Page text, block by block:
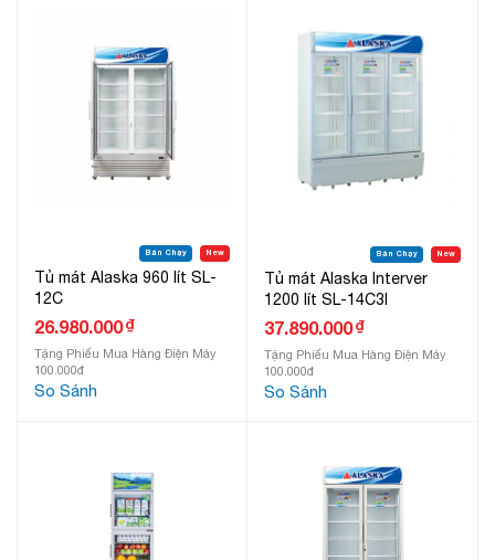
Bán Chạy New
Tủ mát Alaska 960 lít SL-
12C
26.980.000₫
Tặng Phiếu Mua Hàng Điện Máy
100.000đ
So Sánh
Bán Chạy New
Tủ mát Alaska Interver
1200 lít SL-14C3I
37.890.000₫
Tặng Phiếu Mua Hàng Điện Máy
100.000đ
So Sánh